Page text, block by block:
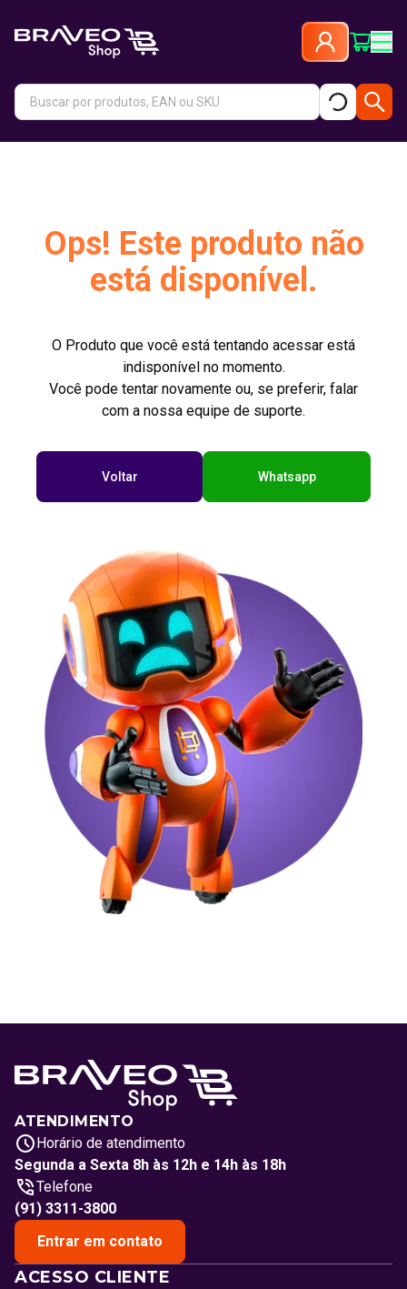
Ops! Este produto não
está disponível.
O Produto que você está tentando acessar está
indisponível no momento.
Você pode tentar novamente ou, se preferir, falar
com a nossa equipe de suporte.
Voltar Whatsapp
ATENDIMENTO
Horário de atendimento
Segunda a Sexta 8h às 12h e 14h às 18h
Telefone
(91) 3311-3800
Entrar em contato
ACESSO CLIENTE